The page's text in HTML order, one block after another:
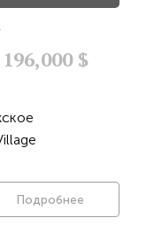
196,000 $
Подробнее